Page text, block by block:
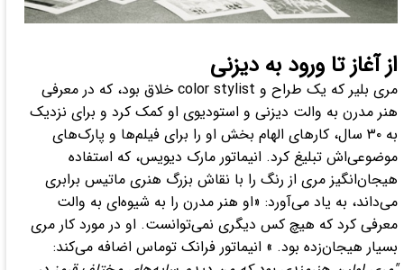
از آغاز تا ورود به دیزنی
مری بلیر که یک طراح و color stylist خلاق بود، که در معرفی
هنر مدرن به والت دیزنی و استودیوی او کمک کرد و برای نزدیک
به ۳۰ سال، کار‌های الهام بخش او را برای فیلم‌ها و پارک‌های
موضوعی‌اش تبلیغ کرد. انیماتور مارک دیویس، که استفاده
هیجان‌انگیز مری از رنگ را با نقاش بزرگ هنری ماتیس برابری
می‌داند، به یاد می‌آورد: «او هنر مدرن را به شیوه‌ای به والت
معرفی کرد که هیچ کس دیگری نمی‌توانست. او در مورد کار مری
بسیار هیجان‌زده بود. » انیماتور فرانک توماس اضافه می‌کند: